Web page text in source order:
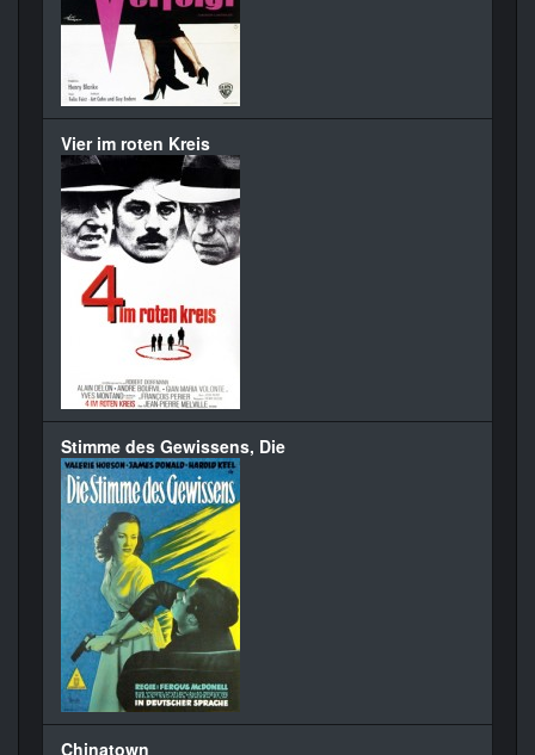
Vier im roten Kreis
Stimme des Gewissens, Die
Chinatown